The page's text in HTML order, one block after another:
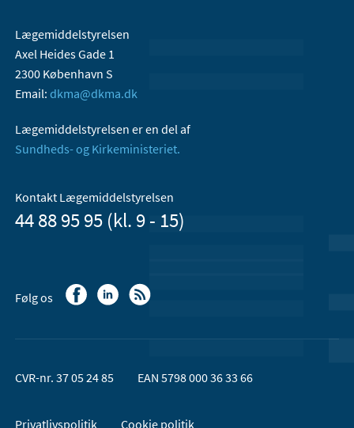
Lægemiddelstyrelsen
Axel Heides Gade 1
2300 København S
Email: dkma@dkma.dk
Lægemiddelstyrelsen er en del af
Sundheds- og Kirkeministeriet.
Kontakt Lægemiddelstyrelsen
44 88 95 95 (kl. 9 - 15)
Følg os
CVR-nr. 37 05 24 85 EAN 5798 000 36 33 66
Privatlivspolitik Cookie politik